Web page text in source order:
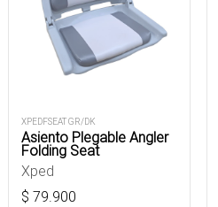
XPEDFSEAT GR/DK
Asiento Plegable Angler
Folding Seat
Xped
$ 79.900